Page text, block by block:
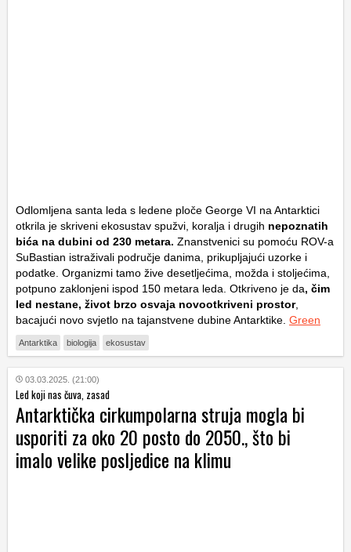
Odlomljena santa leda s ledene ploče George VI na Antarktici
otkrila je skriveni ekosustav spužvi, koralja i drugih nepoznatih
bića na dubini od 230 metara. Znanstvenici su pomoću ROV-a
SuBastian istraživali područje danima, prikupljajući uzorke i
podatke. Organizmi tamo žive desetljećima, možda i stoljećima,
potpuno zaklonjeni ispod 150 metara leda. Otkriveno je da, čim
led nestane, život brzo osvaja novootkriveni prostor,
bacajući novo svjetlo na tajanstvene dubine Antarktike. Green
Antarktika biologija ekosustav
03.03.2025. (21:00)
Led koji nas čuva, zasad
Antarktička cirkumpolarna struja mogla bi
usporiti za oko 20 posto do 2050., što bi
imalo velike posljedice na klimu